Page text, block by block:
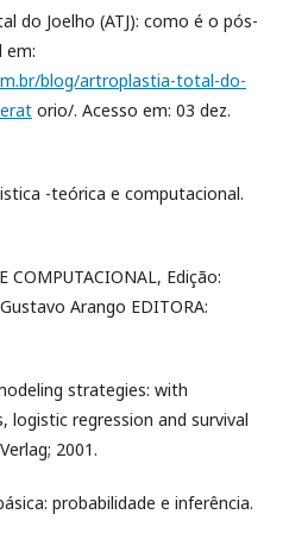
do Joelho (ATJ): como é o pós-
em:
blog/artroplastia-total-do-
orio/. Acesso em: 03 dez.
-teórica e computacional.
COMPUTACIONAL, Edição:
Arango EDITORA:
strategies: with
logistic regression and survival
2001.
probabilidade e inferência.